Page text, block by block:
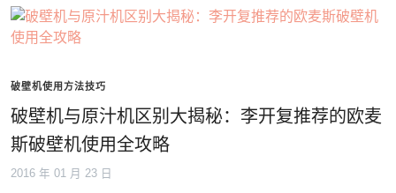
破壁机使用方法技巧
破壁机与原汁机区别大揭秘：李开复推荐的欧麦
斯破壁机使用全攻略
2016 年 01 月 23 日